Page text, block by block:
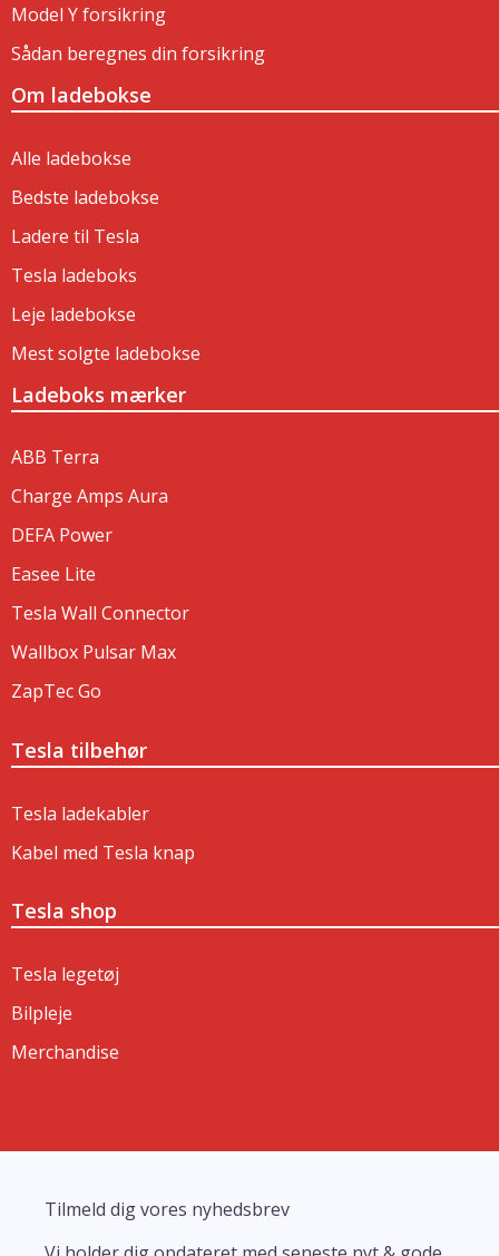
Model Y forsikring
Sådan beregnes din forsikring
Om ladebokse
Alle ladebokse
Bedste ladebokse
Ladere til Tesla
Tesla ladeboks
Leje ladebokse
Mest solgte ladebokse
Ladeboks mærker
ABB Terra
Charge Amps Aura
DEFA Power
Easee Lite
Tesla Wall Connector
Wallbox Pulsar Max
ZapTec Go
Tesla tilbehør
Tesla ladekabler
Kabel med Tesla knap
Tesla shop
Tesla legetøj
Bilpleje
Merchandise
Tilmeld dig vores nyhedsbrev